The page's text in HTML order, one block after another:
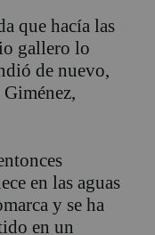
que hacía las
gallero lo
de nuevo,
en las aguas
y se ha
en un